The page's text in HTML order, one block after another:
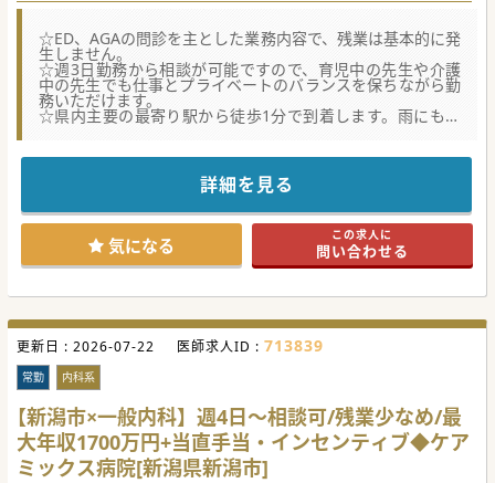
☆ED、AGAの問診を主とした業務内容で、残業は基本的に発
生しません。
☆週3日勤務から相談が可能ですので、育児中の先生や介護
中の先生でも仕事とプライベートのバランスを保ちながら勤
務いただけます。
☆県内主要の最寄り駅から徒歩1分で到着します。雨にも濡
れず、快適な通勤が叶います。
☆★コンサルタントからのメッセージ★☆
国内に40院以上を展開する、「タイパ」と「通いやすさ」に
特化した自費診療クリニックが新潟に登場です。
主に男性特有の悩みにフォーカスした診療となっています。
完全週休2日制、残業ゼロでオンオフが明確で安定の経営の
中で、安心して勤務いただくことが可能です。
ぜひ一度現場をのぞきに来てください。
#秋入職可
詳細を見る
気になる この求人に
問い合わせる
更新日 : 2026-07-22 医師求人ID : 713839
常勤 内科系
【新潟市×一般内科】週4日～相談可/残業少なめ/最
大年収1700万円+当直手当・インセンティブ◆ケア
ミックス病院[新潟県新潟市]